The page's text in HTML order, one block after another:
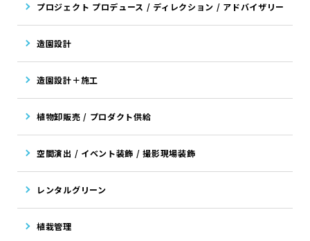
プロジェクト プロデュース / ディレクション / アドバイザリー
造園設計
造園設計＋施工
植物卸販売 / プロダクト供給
空間演出 / イベント装飾 / 撮影現場装飾
レンタルグリーン
植栽管理